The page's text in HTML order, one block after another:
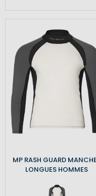
MP RASH GUARD
LONGUES HOMMES